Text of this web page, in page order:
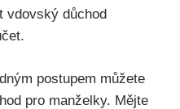
vdovský důchod
postupem můžete
pro manželky. Mějte